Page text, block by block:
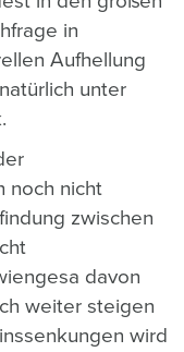
in
Aufhellung
unter
noch nicht
zwischen
davon
weiter steigen
wird